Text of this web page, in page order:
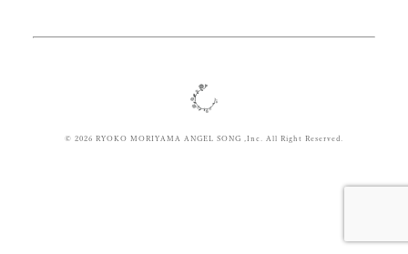
© 2026 RYOKO MORIYAMA ANGEL SONG ,Inc. All Right Reserved.